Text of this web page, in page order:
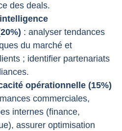
des deals.
: analyser tendances
du marché et
; identifier partenariats
opérationnelle (15%)
commerciales,
internes (finance,
assurer optimisation